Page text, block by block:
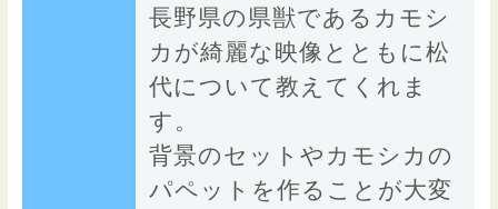
長野県の県獣であるカモシ
カが綺麗な映像とともに松
代について教えてくれま
す。
背景のセットやカモシカの
パペットを作ることが大変